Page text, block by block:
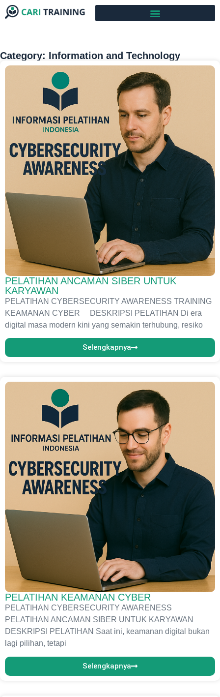
Category: Information and Technology
PELATIHAN ANCAMAN SIBER UNTUK
KARYAWAN
PELATIHAN CYBERSECURITY AWARENESS TRAINING
KEAMANAN CYBER DESKRIPSI PELATIHAN Di era
digital masa modern kini yang semakin terhubung, resiko
Selengkapnya
PELATIHAN KEAMANAN CYBER
PELATIHAN CYBERSECURITY AWARENESS
PELATIHAN ANCAMAN SIBER UNTUK KARYAWAN
DESKRIPSI PELATIHAN Saat ini, keamanan digital bukan
lagi pilihan, tetapi
Selengkapnya